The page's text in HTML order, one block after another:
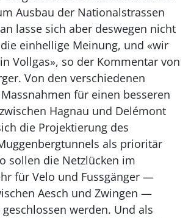
­Ausbau der Nationalstrassen
lasse sich aber deswegen nicht
einhellige Meinung, und «wir
Vollgas», so der Kommentar von
Von den verschiedenen
für einen besseren
Hagnau und Delémont
die Projektierung des
als prioritär
sollen die Netzlücken im
für Velo und Fussgänger —
Aesch und Zwingen —
werden. Und als